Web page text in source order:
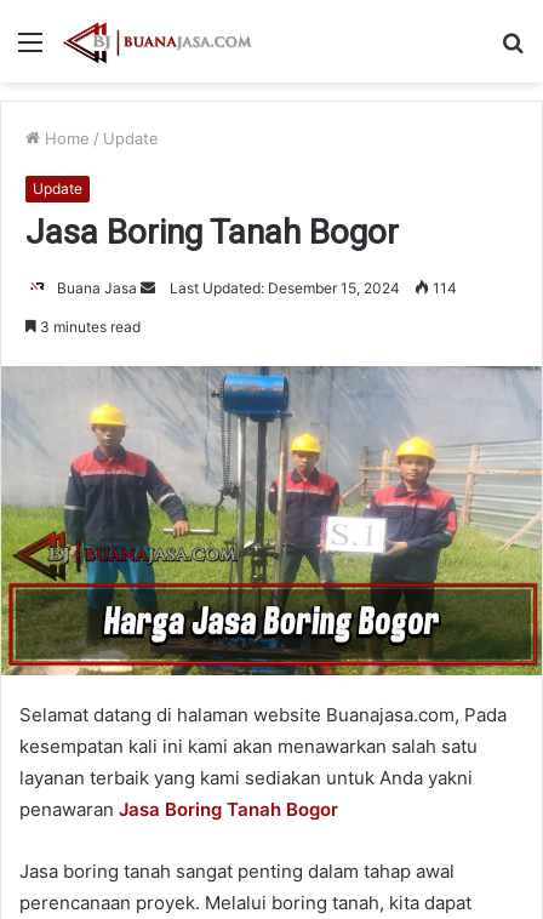
Menu
Home / Update
Update
Jasa Boring Tanah Bogor
Buana Jasa
SendLast Updated: Desember 15, 2024 114
3 minutes read
Selamat datang di halaman website Buanajasa.com, Pada
kesempatan kali ini kami akan menawarkan salah satu
layanan terbaik yang kami sediakan untuk Anda yakni
penawaran Jasa Boring Tanah Bogor
Jasa boring tanah sangat penting dalam tahap awal
perencanaan proyek. Melalui boring tanah, kita dapat